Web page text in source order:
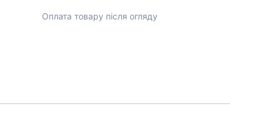
Оплата товару після огляду